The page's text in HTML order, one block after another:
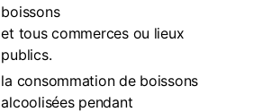
boissons
et tous commerces ou lieux
publics.
la consommation de boissons
alcoolisées pendant